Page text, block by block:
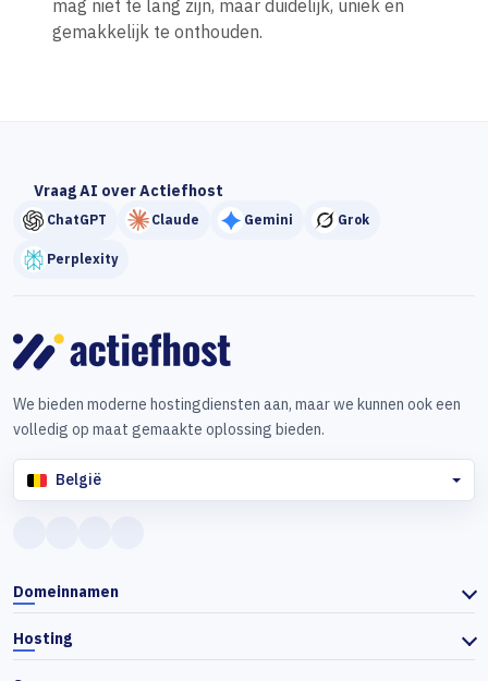
mag niet te lang zijn, maar duidelijk, uniek en
gemakkelijk te onthouden.
Vraag AI over Actiefhost
ChatGPT Claude Gemini Grok
Perplexity
We bieden moderne hostingdiensten aan, maar we kunnen ook een
volledig op maat gemaakte oplossing bieden.
België
Domeinnamen
Hosting